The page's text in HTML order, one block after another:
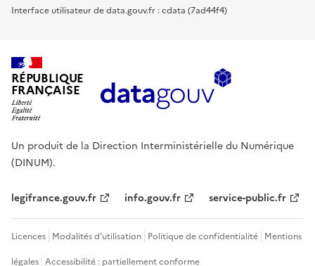
Interface utilisateur de data.gouv.fr : cdata (7ad44f4)
RÉPUBLIQUE
FRANÇAISE
Un produit de la Direction Interministérielle du Numérique
(DINUM).
legifrance.gouv.fr info.gouv.fr service-public.fr
Licences Modalités d'utilisation Politique de confidentialité Mentions
légales Accessibilité : partiellement conforme